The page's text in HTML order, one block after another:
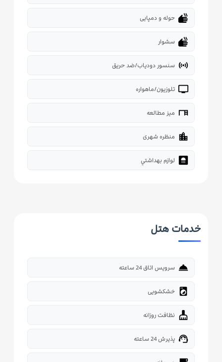
dry حوله و دمپایی
dry سشوار
sensors سنسور دودیاب/ضد حریق
tv تلوزیون/ماهواره
desk میز مطالعه
location_city منظره شهری
bathroom لوازم بهداشتي
خدمات هتل
room_service سرویس اتاق 24 ساعته
local_laundry_service خشکشویی
cleaning_services نظافت روزانه
support_agent پذیرش 24 ساعته